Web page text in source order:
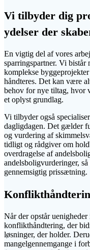
Vi tilbyder dig
ydelser der
En vigtig del af vores
sparringspartner. Vi bistår
komplekse
håndteres. Det kan være
behov for nye tiltag, hvor
et oplyst grundlag.
Vi tilbyder også
dagligdagen. Det gælder
og vurdering af
tidligt og rådgiver om
overdragelse af
andelsboligvurderinger,
gennemsigtig prissætning.
Når der opstår
konflikthåndtering, der
løsninger, der holder.
mangelgennemgange i